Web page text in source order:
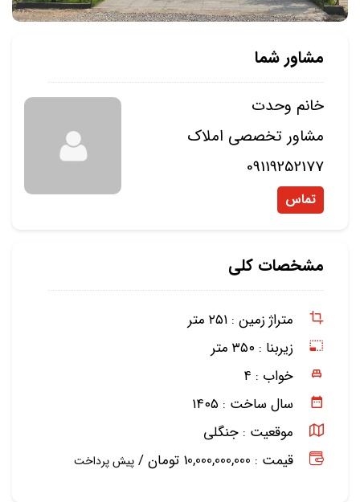
مشاور شما
خانم وحدت
مشاور تخصصی املاک
09119252177
تماس
مشخصات کلی
متراژ زمین : ۲۵۱ متر
زیربنا : ۳۵۰ متر
خواب : ۴
سال ساخت : ۱۴۰۵
موقعیت : جنگلی
قیمت : 10,000,000,000 تومان /
پیش پرداخت